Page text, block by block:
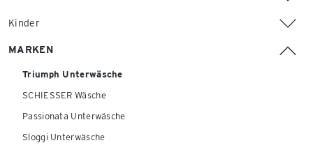
Kinder
MARKEN
Triumph Unterwäsche
SCHIESSER Wäsche
Passionata Unterwäsche
Sloggi Unterwäsche